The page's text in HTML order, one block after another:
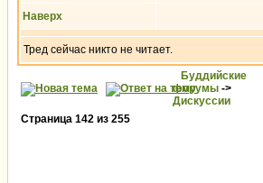
Наверх
Тред сейчас никто не читает.
Буддийские
форумы ->
Дискуссии
Страница 142 из 255